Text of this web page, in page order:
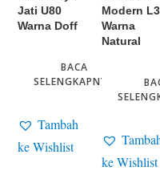
Jati U80
Warna Doff
BACA
SELENGKAPNYA
Tambah
ke Wishlist
Modern
Warna
Natural
ke Wishlist